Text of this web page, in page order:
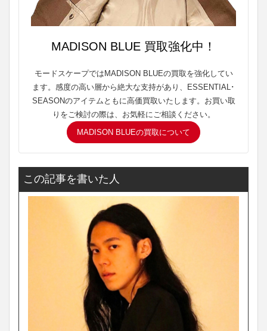
MADISON BLUE 買取強化中！
モードスケープではMADISON BLUEの買取を強化してい
ます。感度の高い層から絶大な支持があり、ESSENTIAL･
SEASONのアイテムともに高価買取いたします。お買い取
りをご検討の際は、お気軽にご相談ください。
MADISON BLUEの買取について
この記事を書いた人